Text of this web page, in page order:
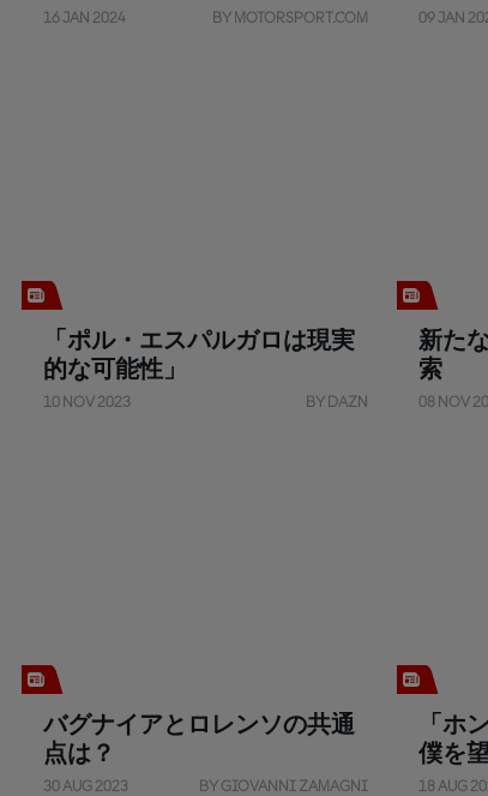
16 JAN 2024 BY MOTORSPORT.COM
ィン
09 JAN
「ポル・エスパルガロは現実
的な可能性」
10 NOV 2023 BY DAZN
新た
索
08 NOV
バグナイアとロレンソの共通
点は？
30 AUG 2023 BY GIOVANNI ZAMAGNI
「ホ
僕を
18 AUG